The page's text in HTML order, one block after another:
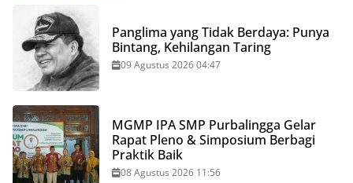
Panglima yang Tidak Berdaya: Punya
Bintang, Kehilangan Taring
09 Agustus 2026 04:47
MGMP IPA SMP Purbalingga Gelar
Rapat Pleno & Simposium Berbagi
Praktik Baik
08 Agustus 2026 11:56